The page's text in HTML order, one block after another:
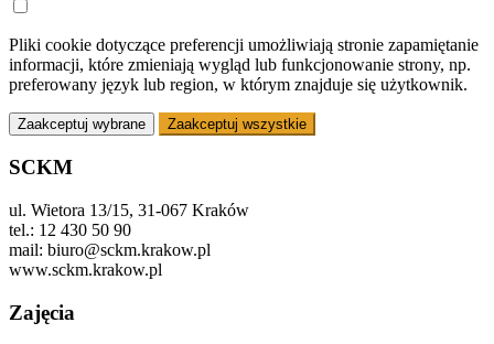
Pliki cookie dotyczące preferencji umożliwiają stronie zapamiętanie
informacji, które zmieniają wygląd lub funkcjonowanie strony, np.
preferowany język lub region, w którym znajduje się użytkownik.
Zaakceptuj wybrane Zaakceptuj wszystkie
SCKM
ul. Wietora 13/15, 31-067 Kraków
tel.: 12 430 50 90
mail: biuro@sckm.krakow.pl
www.sckm.krakow.pl
Zajęcia